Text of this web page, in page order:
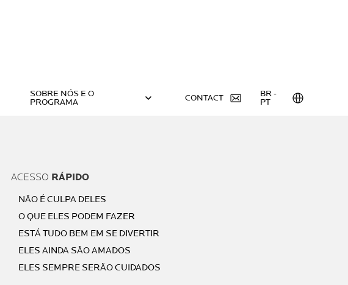
SOBRE NÓS E O
PROGRAMA
CONTACT
BR -
PT
ACESSO RÁPIDO
NÃO É CULPA DELES
O QUE ELES PODEM FAZER
ESTÁ TUDO BEM EM SE DIVERTIR
ELES AINDA SÃO AMADOS
ELES SEMPRE SERÃO CUIDADOS